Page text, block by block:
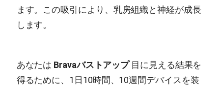
ます。この吸引により、乳房組織と神経が成長
します。
あなたは Bravaバストアップ目に見える結果を
得るために、1日10時間、10週間デバイスを装